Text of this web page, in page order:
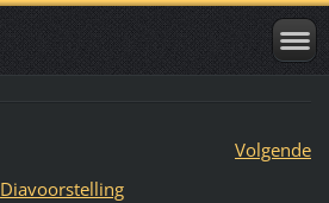
Volgende
Diavoorstelling